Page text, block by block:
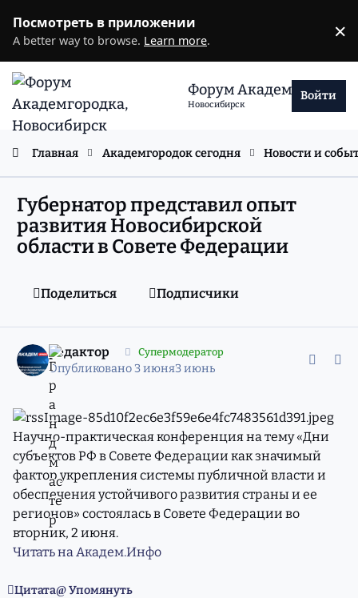
Посмотреть в приложении
A better way to browse. Learn more. ×
Форум Академгородка
Новосибирск
Войти
Главная Академгородок сегодня Новости и
Губернатор представил опыт
развития Новосибирской
области в Совете Федерации
Поделиться Подписчики
редактор Супермодератор
Опубликовано3 июня3 июнь
Научно-практическая конференция на тему «Дни
субъектов РФ в Совете Федерации как значимый
фактор укрепления системы публичной власти и
обеспечения устойчивого развития страны и ее
регионов» состоялась в Совете Федерации во
вторник, 2 июня.
Читать на Академ.Инфо
Цитата Упомянуть